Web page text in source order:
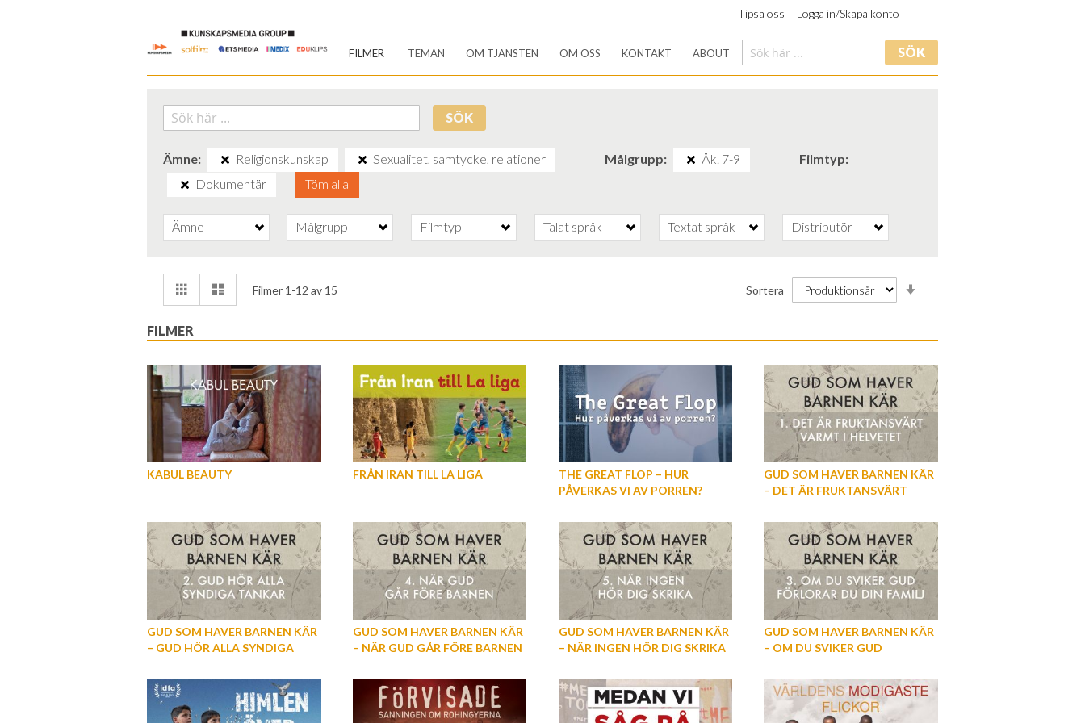
Tipsa oss Logga in/Skapa konto
Content
FILMER TEMAN OM TJÄNSTEN OM OSS KONTAKT ABOUT SÖK
SÖK
Ämne Religionskunskap Sexualitet, samtycke, relationer Målgrupp Åk. 7-9
Filmtyp
Dokumentär
Töm alla
Ämne Målgrupp Filmtyp Talat språk Textat språk Distributör
Visa
som
Rutnät ListaFilmer 1 -12 av 15 Sortera
FILMER
KABUL BEAUTY FRÅN IRAN TILL LA LIGA
THE GREAT FLOP – HUR
PÅVERKAS VI AV PORREN?
GUD SOM HAVER BARNEN KÄR
– DET ÄR FRUKTANSVÄRT
GUD SOM HAVER BARNEN KÄR
– GUD HÖR ALLA SYNDIGA
GUD SOM HAVER BARNEN KÄR
– NÄR GUD GÅR FÖRE BARNEN
GUD SOM HAVER BARNEN KÄR
– NÄR INGEN HÖR DIG SKRIKA
GUD SOM HAVER BARNEN KÄR
– OM DU SVIKER GUD
3)